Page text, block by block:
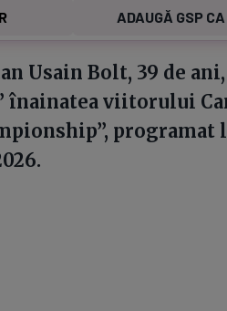
ADAUGĂ GSP
Usain Bolt, 39 de
înainatea viitorului
programat